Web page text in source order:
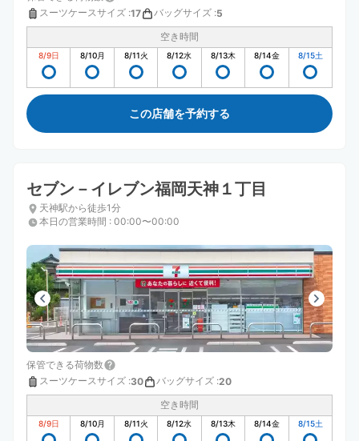
スーツケースサイズ :17 バッグサイズ :5
空き時間
8/9日 8/10月 8/11火 8/12水 8/13木 8/14金 8/15土
この店舗を予約する
セブン－イレブン福岡天神１丁目
天神駅から徒歩1分
本日の営業時間 : 00:00〜00:00
保管できる荷物数
スーツケースサイズ :30 バッグサイズ :20
空き時間
8/9日 8/10月 8/11火 8/12水 8/13木 8/14金 8/15土